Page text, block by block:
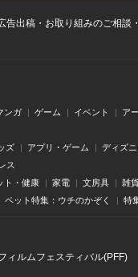
告出稿・お取り組みのご相談
ンガ ゲーム イベント ア
ズ アプリ・ゲーム ディズ
ス
ト・健康 家電 文房具 雑
ペット特集：ウチのかぞく 特
ィルムフェスティバル(PFF)